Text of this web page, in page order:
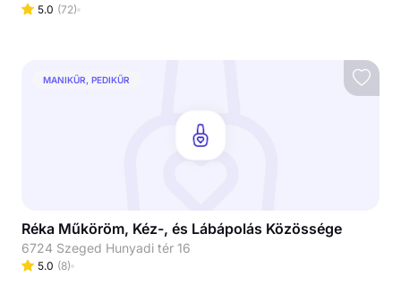
5.0 (72)
MANIKŰR, PEDIKŰR
Réka Műköröm, Kéz-, és Lábápolás Közössége
6724 Szeged Hunyadi tér 16
5.0 (8)